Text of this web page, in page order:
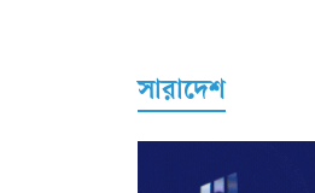
সারাদেশ